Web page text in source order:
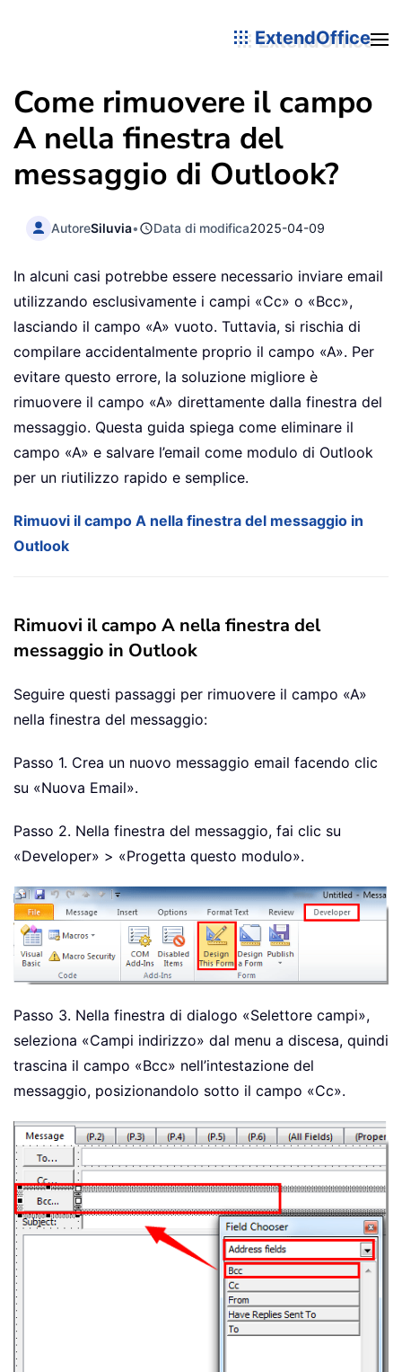
ExtendOffice
Come rimuovere il campo
A nella finestra del
messaggio di Outlook?
AutoreSiluvia• Data di modifica2025-04-09
In alcuni casi potrebbe essere necessario inviare email
utilizzando esclusivamente i campi «Cc» o «Bcc»,
lasciando il campo «A» vuoto. Tuttavia, si rischia di
compilare accidentalmente proprio il campo «A». Per
evitare questo errore, la soluzione migliore è
rimuovere il campo «A» direttamente dalla finestra del
messaggio. Questa guida spiega come eliminare il
campo «A» e salvare l’email come modulo di Outlook
per un riutilizzo rapido e semplice.
Rimuovi il campo A nella finestra del messaggio in
Outlook
Rimuovi il campo A nella finestra del
messaggio in Outlook
Seguire questi passaggi per rimuovere il campo «A»
nella finestra del messaggio:
Passo 1. Crea un nuovo messaggio email facendo clic
su «Nuova Email».
Passo 2. Nella finestra del messaggio, fai clic su
«Developer» > «Progetta questo modulo».
Passo 3. Nella finestra di dialogo «Selettore campi»,
seleziona «Campi indirizzo» dal menu a discesa, quindi
trascina il campo «Bcc» nell’intestazione del
messaggio, posizionandolo sotto il campo «Cc».